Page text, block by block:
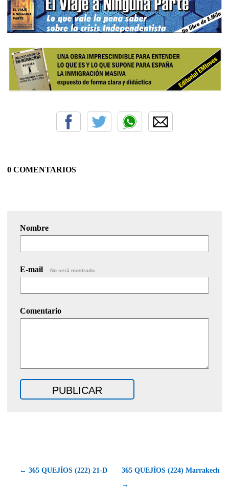
0 COMENTARIOS
Nombre
E-mail No será mostrado.
Comentario
← 365 QUEJÍOS (222) 21-D
365 QUEJÍOS (224) Marrakech
→